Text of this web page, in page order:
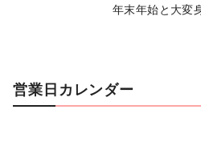
年末年始と大変
営業日カレンダー